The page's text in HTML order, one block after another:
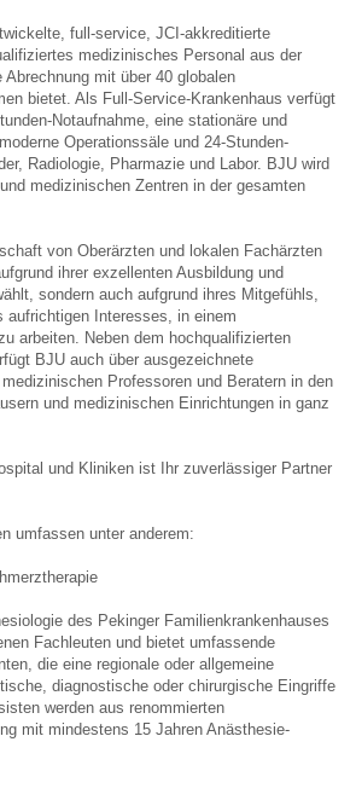
full-service, JCI-akkreditierte
medizinisches Personal aus der
mit über 40 globalen
bietet. Als Full-Service-Krankenhaus verfügt
Notaufnahme, eine stationäre und
Operationssäle und 24-Stunden-
Radiologie, Pharmazie und Labor. BJU wird
medizinischen Zentren in der gesamten
von Oberärzten und lokalen Fachärzten
ihrer exzellenten Ausbildung und
sondern auch aufgrund ihres Mitgefühls,
aufrichtigen Interesses, in einem
arbeiten. Neben dem hochqualifizierten
BJU auch über ausgezeichnete
Professoren und Beratern in den
und medizinischen Einrichtungen in ganz
und Kliniken ist Ihr zuverlässiger Partner
umfassen unter anderem:
des Pekinger Familienkrankenhauses
Fachleuten und bietet umfassende
die eine regionale oder allgemeine
diagnostische oder chirurgische Eingriffe
werden aus renommierten
mit mindestens 15 Jahren Anästhesie-